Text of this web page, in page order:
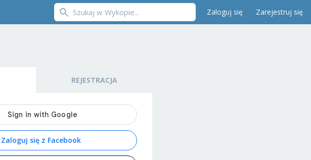
Zaloguj się Zarejestruj się
REJESTRACJA
Zaloguj się z Facebook